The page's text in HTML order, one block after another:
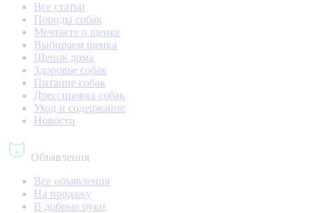
Все статьи
Породы собак
Мечтаете о щенке
Выбираем щенка
Щенок дома
Здоровье собак
Питание собак
Дрессировка собак
Уход и содержание
Новости
Объявления
Все объявления
На продажу
В добрые руки